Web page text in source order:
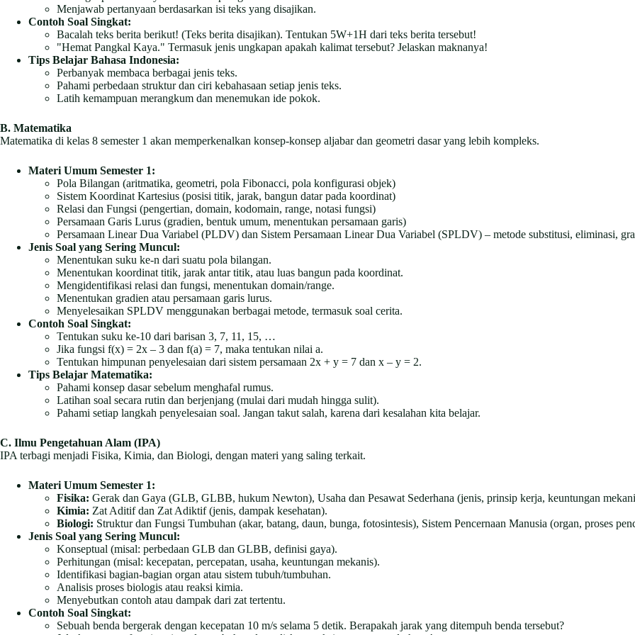
Menjawab pertanyaan berdasarkan isi teks yang disajikan.
Contoh Soal Singkat:
Bacalah teks berita berikut! (Teks berita disajikan). Tentukan 5W+1H dari teks berita tersebut!
"Hemat Pangkal Kaya." Termasuk jenis ungkapan apakah kalimat tersebut? Jelaskan maknanya!
Tips Belajar Bahasa Indonesia:
Perbanyak membaca berbagai jenis teks.
Pahami perbedaan struktur dan ciri kebahasaan setiap jenis teks.
Latih kemampuan merangkum dan menemukan ide pokok.
B. Matematika
Matematika di kelas 8 semester 1 akan memperkenalkan konsep-konsep aljabar dan geometri dasar yang lebih kompleks.
Materi Umum Semester 1:
Pola Bilangan (aritmatika, geometri, pola Fibonacci, pola konfigurasi objek)
Sistem Koordinat Kartesius (posisi titik, jarak, bangun datar pada koordinat)
Relasi dan Fungsi (pengertian, domain, kodomain, range, notasi fungsi)
Persamaan Garis Lurus (gradien, bentuk umum, menentukan persamaan garis)
Persamaan Linear Dua Variabel (PLDV) dan Sistem Persamaan Linear Dua Variabel (SPLDV) – metode substitusi, eliminasi,
Jenis Soal yang Sering Muncul:
Menentukan suku ke-n dari suatu pola bilangan.
Menentukan koordinat titik, jarak antar titik, atau luas bangun pada koordinat.
Mengidentifikasi relasi dan fungsi, menentukan domain/range.
Menentukan gradien atau persamaan garis lurus.
Menyelesaikan SPLDV menggunakan berbagai metode, termasuk soal cerita.
Contoh Soal Singkat:
Tentukan suku ke-10 dari barisan 3, 7, 11, 15, …
Jika fungsi f(x) = 2x – 3 dan f(a) = 7, maka tentukan nilai a.
Tentukan himpunan penyelesaian dari sistem persamaan 2x + y = 7 dan x – y = 2.
Tips Belajar Matematika:
Pahami konsep dasar sebelum menghafal rumus.
Latihan soal secara rutin dan berjenjang (mulai dari mudah hingga sulit).
Pahami setiap langkah penyelesaian soal. Jangan takut salah, karena dari kesalahan kita belajar.
C. Ilmu Pengetahuan Alam (IPA)
IPA terbagi menjadi Fisika, Kimia, dan Biologi, dengan materi yang saling terkait.
Materi Umum Semester 1:
Fisika: Gerak dan Gaya (GLB, GLBB, hukum Newton), Usaha dan Pesawat Sederhana (jenis, prinsip kerja, keuntungan
Kimia: Zat Aditif dan Zat Adiktif (jenis, dampak kesehatan).
Biologi: Struktur dan Fungsi Tumbuhan (akar, batang, daun, bunga, fotosintesis), Sistem Pencernaan Manusia (organ, proses
Jenis Soal yang Sering Muncul:
Konseptual (misal: perbedaan GLB dan GLBB, definisi gaya).
Perhitungan (misal: kecepatan, percepatan, usaha, keuntungan mekanis).
Identifikasi bagian-bagian organ atau sistem tubuh/tumbuhan.
Analisis proses biologis atau reaksi kimia.
Menyebutkan contoh atau dampak dari zat tertentu.
Contoh Soal Singkat:
Sebuah benda bergerak dengan kecepatan 10 m/s selama 5 detik. Berapakah jarak yang ditempuh benda tersebut?